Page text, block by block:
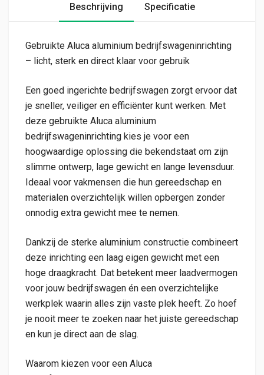
Beschrijving Specificatie
Gebruikte Aluca aluminium bedrijfswageninrichting
– licht, sterk en direct klaar voor gebruik
Een goed ingerichte bedrijfswagen zorgt ervoor dat
je sneller, veiliger en efficiënter kunt werken. Met
deze gebruikte Aluca aluminium
bedrijfswageninrichting kies je voor een
hoogwaardige oplossing die bekendstaat om zijn
slimme ontwerp, lage gewicht en lange levensduur.
Ideaal voor vakmensen die hun gereedschap en
materialen overzichtelijk willen opbergen zonder
onnodig extra gewicht mee te nemen.
Dankzij de sterke aluminium constructie combineert
deze inrichting een laag eigen gewicht met een
hoge draagkracht. Dat betekent meer laadvermogen
voor jouw bedrijfswagen én een overzichtelijke
werkplek waarin alles zijn vaste plek heeft. Zo hoef
je nooit meer te zoeken naar het juiste gereedschap
en kun je direct aan de slag.
Waarom kiezen voor een Aluca